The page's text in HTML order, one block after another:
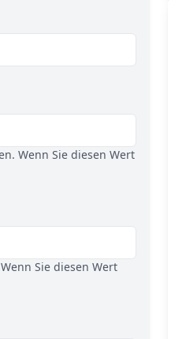
Wenn Sie diesen Wert
Sie diesen Wert